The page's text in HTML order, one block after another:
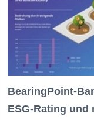
BearingPoint-
ESG-Rating und